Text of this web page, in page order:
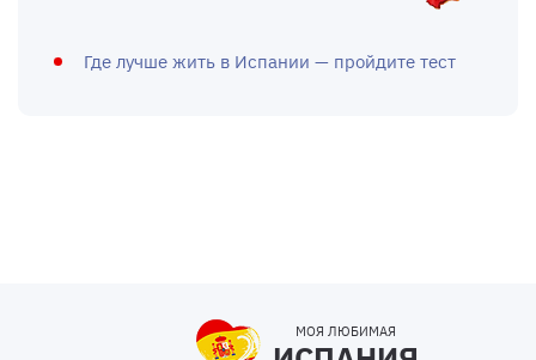
Где лучше жить в Испании — пройдите тест
МОЯ ЛЮБИМАЯ